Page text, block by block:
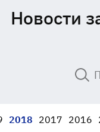
Новости
2018 2017 2016